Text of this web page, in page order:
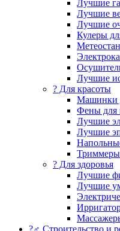
Лучшие
Лучшие
Лучшие
Кулеры
Лучшие
? Для красоты
Машинки
Фены для
Лучшие
Лучшие
Триммеры
? Для здоровья
Лучшие
Лучшие
?‍♂️ Строительство и